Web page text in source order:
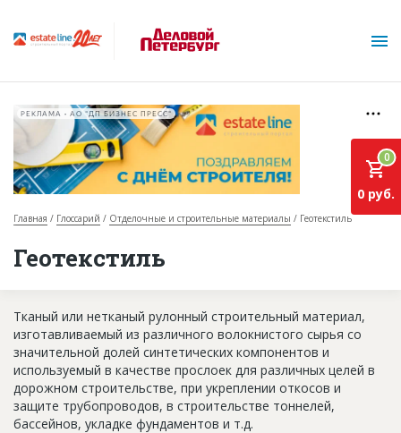
О проекте
База строящихся объектов
Инвестпроекты
Глоссарий
Новости
РЕКЛАМА • АО "ДП БИЗНЕС ПРЕСС"
Главная Глоссарий Отделочные и строительные материалы Геотекстиль
Геотекстиль
0
0 руб.
Тканый или нетканый рулонный строительный материал,
изготавливаемый из различного волокнистого сырья со
значительной долей синтетических компонентов и
используемый в качестве прослоек для различных целей в
дорожном строительстве, при укреплении откосов и
защите трубопроводов, в строительстве тоннелей,
бассейнов, укладке фундаментов и т.д.